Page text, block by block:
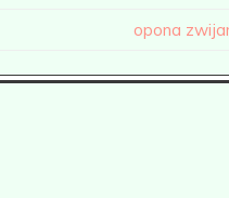
opona